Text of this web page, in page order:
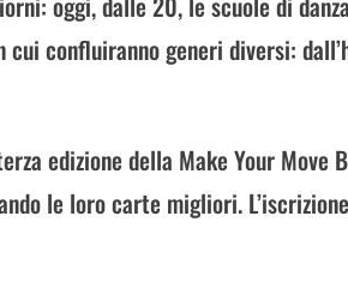
confluiranno generi diversi:
edizione della Make Your
le loro carte migliori.